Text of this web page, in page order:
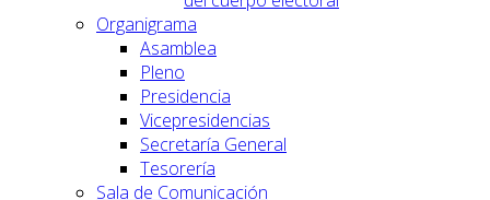
Organigrama
Asamblea
Pleno
Presidencia
Vicepresidencias
Secretaría General
Tesorería
Sala de Comunicación